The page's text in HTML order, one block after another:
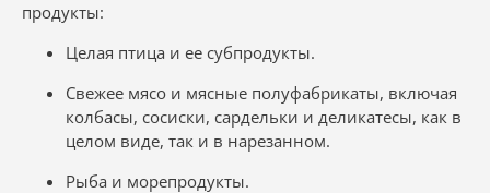
продукты:
Целая птица и ее субпродукты.
Свежее мясо и мясные полуфабрикаты, включая
колбасы, сосиски, сардельки и деликатесы, как в
целом виде, так и в нарезанном.
Рыба и морепродукты.